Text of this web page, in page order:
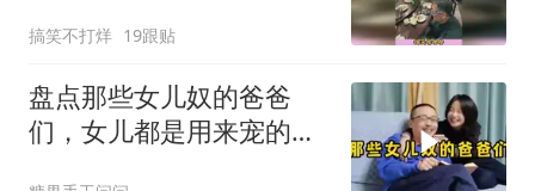
搞笑不打烊 19跟贴
盘点那些女儿奴的爸爸
们，女儿都是用来宠的！